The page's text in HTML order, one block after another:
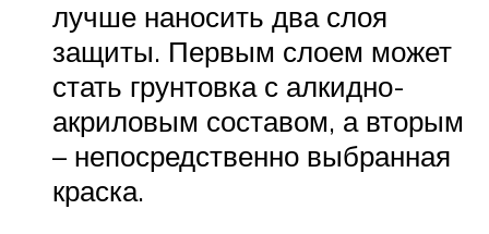
лучше наносить два слоя
защиты. Первым слоем может
стать грунтовка с алкидно-
акриловым составом, а вторым
– непосредственно выбранная
краска.